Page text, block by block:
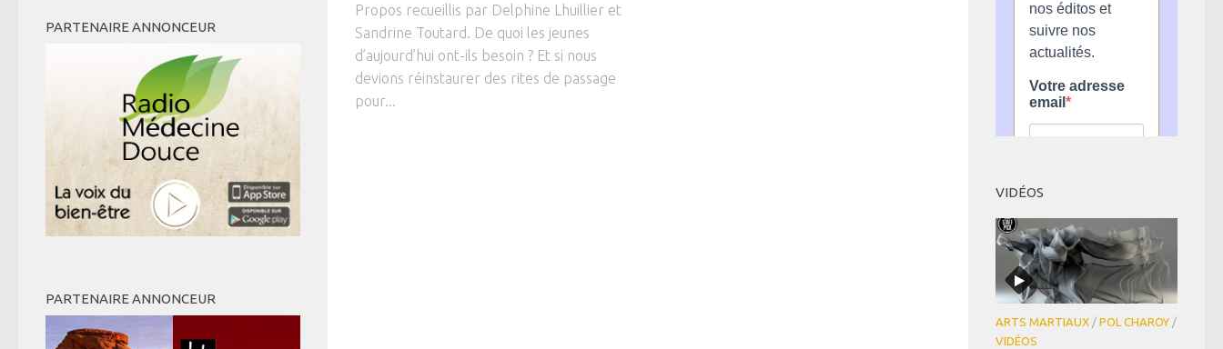
Propos recueillis par Delphine Lhuillier et
Sandrine Toutard. De quoi les jeunes
d’aujourd’hui ont-ils besoin ? Et si nous
devions réinstaurer des rites de passage
pour...
PARTENAIRE ANNONCEUR
PARTENAIRE ANNONCEUR
VIDÉOS
ARTS MARTIAUX / POL CHAROY /
VIDÉOS